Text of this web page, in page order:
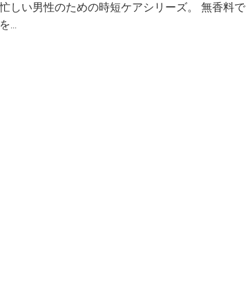
しい男性のための時短ケアシリーズ。 無香料で
...